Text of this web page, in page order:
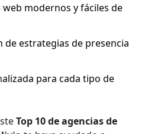
modernos y fáciles de
de estrategias de presencia
para cada tipo de
Top 10 de agencias de